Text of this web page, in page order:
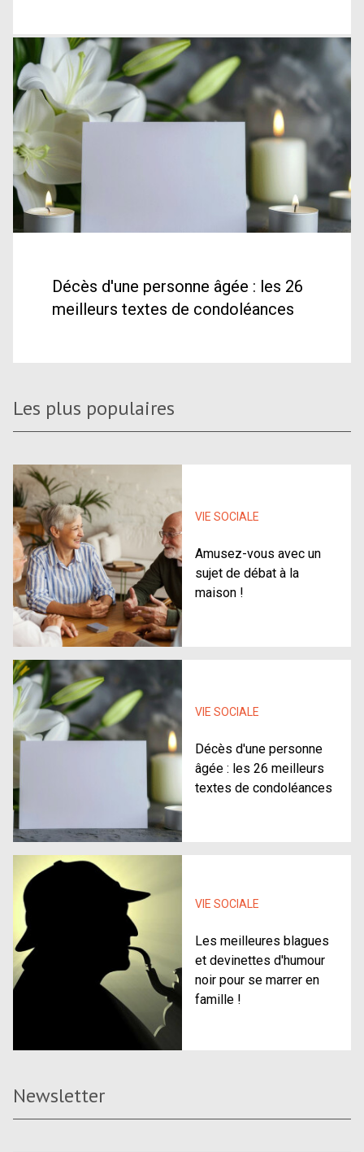
Décès d'une personne âgée : les 26
meilleurs textes de condoléances
Les plus populaires
VIE SOCIALE
Amusez-vous avec un
sujet de débat à la
maison !
VIE SOCIALE
Décès d'une personne
âgée : les 26 meilleurs
textes de condoléances
VIE SOCIALE
Les meilleures blagues
et devinettes d'humour
noir pour se marrer en
famille !
Newsletter